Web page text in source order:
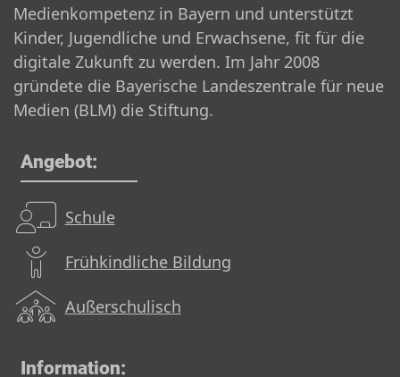
Medienkompetenz in Bayern und unterstützt
Kinder, Jugendliche und Erwachsene, fit für die
digitale Zukunft zu werden. Im Jahr 2008
gründete die Bayerische Landeszentrale für neue
Medien (BLM) die Stiftung.
Angebot:
Schule
Frühkindliche Bildung
Außerschulisch
Information: